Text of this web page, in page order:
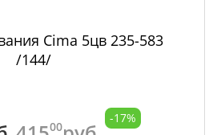
Сima 5цв 235-583
/144/
00
-17%